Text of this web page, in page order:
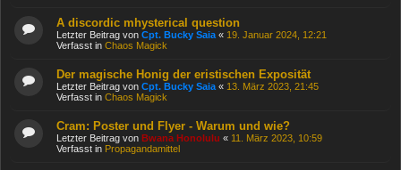
A discordic mhysterical question
Letzter Beitrag von Cpt. Bucky Saia « 19. Januar 2024, 12:21
Verfasst in Chaos Magick
Der magische Honig der eristischen Exposität
Letzter Beitrag von Cpt. Bucky Saia « 13. März 2023, 21:45
Verfasst in Chaos Magick
Cram: Poster und Flyer - Warum und wie?
Letzter Beitrag von Bwana Honolulu « 11. März 2023, 10:59
Verfasst in Propagandamittel